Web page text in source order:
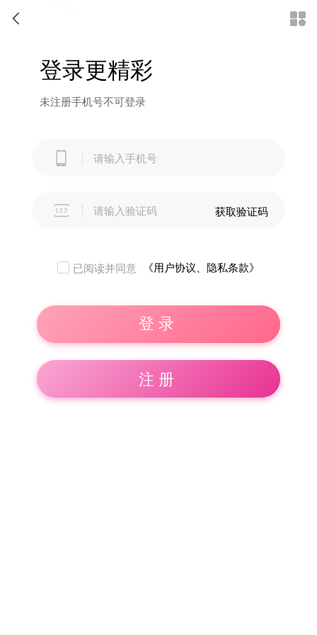

登录更精彩
未注册手机号不可登录
 获取验证码
已阅读并同意 《用户协议、隐私条款》
登录
注册
